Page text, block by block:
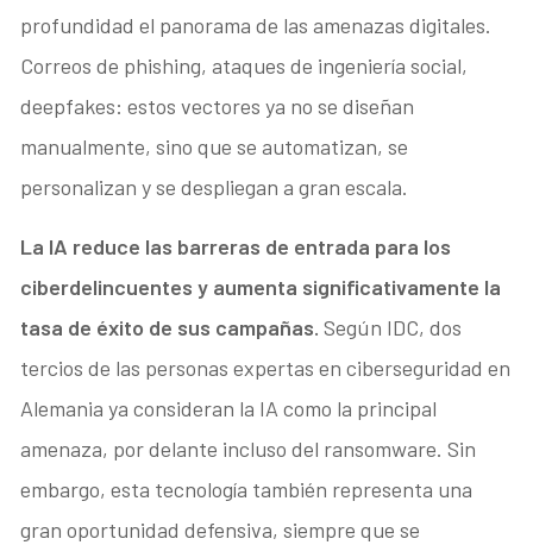
profundidad el panorama de las amenazas digitales.
Correos de phishing, ataques de ingeniería social,
deepfakes: estos vectores ya no se diseñan
manualmente, sino que se automatizan, se
personalizan y se despliegan a gran escala.
La IA reduce las barreras de entrada para los
ciberdelincuentes y aumenta significativamente la
tasa de éxito de sus campañas. Según IDC, dos
tercios de las personas expertas en ciberseguridad en
Alemania ya consideran la IA como la principal
amenaza, por delante incluso del ransomware. Sin
embargo, esta tecnología también representa una
gran oportunidad defensiva, siempre que se